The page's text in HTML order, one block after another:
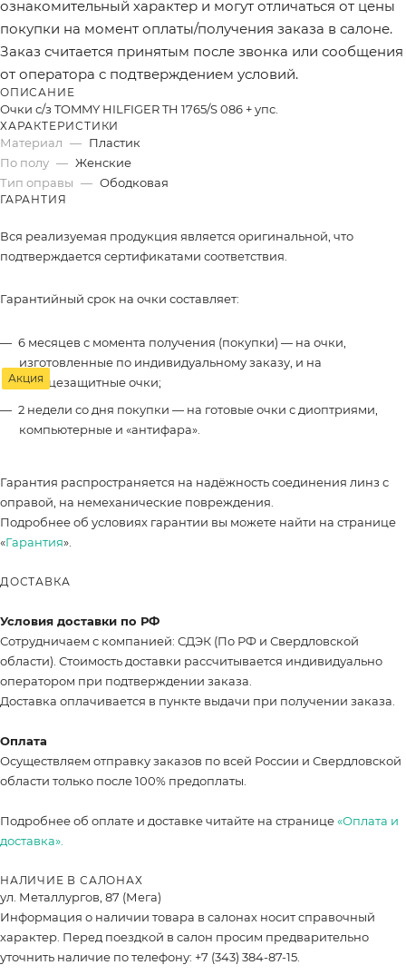
Акция
ознакомительный характер и могут отличаться от цены
покупки на момент оплаты/получения заказа в салоне.
Заказ считается принятым после звонка или сообщения
от оператора с подтверждением условий.
ОПИСАНИЕ
Очки с/з TOMMY HILFIGER TH 1765/S 086 + упс.
ХАРАКТЕРИСТИКИ
Материал — Пластик
По полу — Женские
Тип оправы — Ободковая
ГАРАНТИЯ
Вся реализуемая продукция является оригинальной, что
подтверждается сертификатами соответствия.
Гарантийный срок на очки составляет:
6 месяцев с момента получения (покупки) — на очки,
изготовленные по индивидуальному заказу, и на
солнцезащитные очки;
2 недели со дня покупки — на готовые очки с диоптриями,
компьютерные и «антифара».
Гарантия распространяется на надёжность соединения линз с
оправой, на немеханические повреждения.
Подробнее об условиях гарантии вы можете найти на странице
«Гарантия».
ДОСТАВКА
Условия доставки по РФ
Сотрудничаем с компанией: СДЭК (По РФ и Свердловской
области). Стоимость доставки рассчитывается индивидуально
оператором при подтверждении заказа.
Доставка оплачивается в пункте выдачи при получении заказа.
Оплата
Осуществляем отправку заказов по всей России и Свердловской
области только после 100% предоплаты.
Подробнее об оплате и доставке читайте на странице«Оплата и
доставка».
НАЛИЧИЕ В САЛОНАХ
ул. Металлургов, 87 (Мега)
Информация о наличии товара в салонах носит справочный
характер. Перед поездкой в салон просим предварительно
уточнить наличие по телефону: +7 (343) 384-87-15.